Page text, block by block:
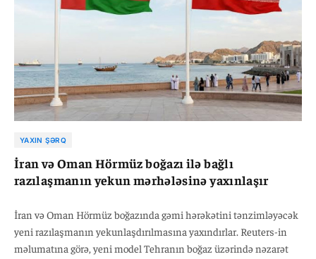
YAXIN ŞƏRQ
İran və Oman Hörmüz boğazı ilə bağlı
razılaşmanın yekun mərhələsinə yaxınlaşır
İran və Oman Hörmüz boğazında gəmi hərəkətini tənzimləyəcək
yeni razılaşmanın yekunlaşdırılmasına yaxındırlar. Reuters-in
məlumatına görə, yeni model Tehranın boğaz üzərində nəzarət